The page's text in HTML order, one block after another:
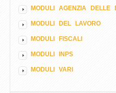
MODULI AGENZIA DELLE
MODULI DEL LAVORO
MODULI FISCALI
MODULI INPS
MODULI VARI